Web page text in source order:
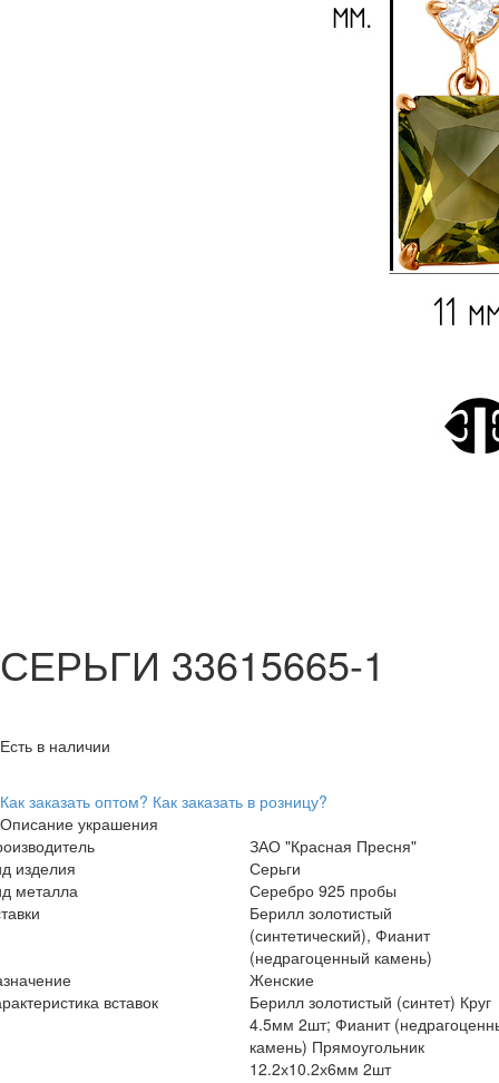
СЕРЬГИ 33615665-1
Есть в наличии
Как заказать оптом? Как заказать в розницу?
Описание украшения
ЗАО "Красная Пресня"
изделия
Серьги
металла
Серебро 925 пробы
Берилл золотистый
(синтетический), Фианит
(недрагоценный камень)
Женские
вставок
Берилл золотистый (синтет) Круг
4.5мм 2шт; Фианит
камень) Прямоугольник
12.2х10.2х6мм 2шт